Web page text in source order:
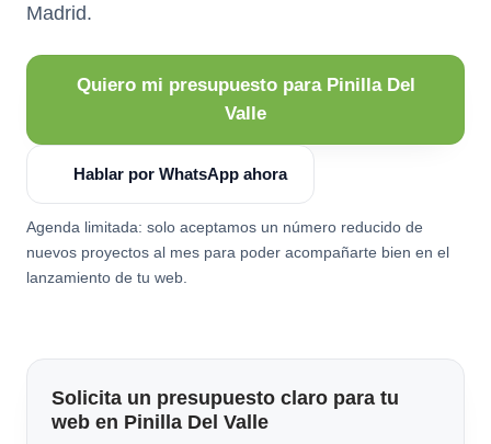
Madrid.
Quiero mi presupuesto para Pinilla Del
Valle
Hablar por WhatsApp ahora
Agenda limitada: solo aceptamos un número reducido de
nuevos proyectos al mes para poder acompañarte bien en el
lanzamiento de tu web.
Solicita un presupuesto claro para tu
web en Pinilla Del Valle